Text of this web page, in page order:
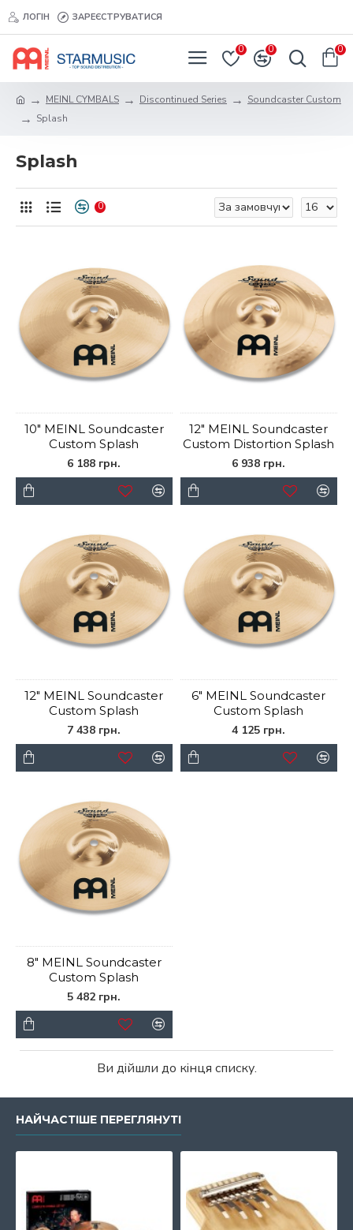
ЛОГІН ЗАРЕЄСТРУВАТИСЯ
0 0 0
MEINL CYMBALS Discontinued Series
Soundcaster Custom
Splash
Splash
0
10" MEINL Soundcaster
Custom Splash
6 188 грн.
12" MEINL Soundcaster
Custom Distortion Splash
6 938 грн.
12" MEINL Soundcaster
Custom Splash
7 438 грн.
6" MEINL Soundcaster
Custom Splash
4 125 грн.
8" MEINL Soundcaster
Custom Splash
5 482 грн.
Ви дійшли до кінця списку.
НАЙЧАСТІШЕ ПЕРЕГЛЯНУТІ